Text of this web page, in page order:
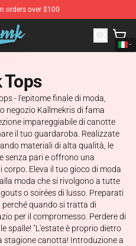
orders over $100
KallMeKris Merchandise Shop
Tops
- l'epitome finale di moda,
negozio Kallmekris di fama
impareggiabile di canotte
il tuo guardaroba. Realizzate
materiali di alta qualità, le
senza pari e offrono una
Eleva il tuo gioco di moda
moda che si rivolgono a tutte
o soirées di lusso. Preparati
quando si tratta di
per il compromesso. Perdere di
spalle! "L'estate è proprio dietro
stagione canotta! Introduzione a